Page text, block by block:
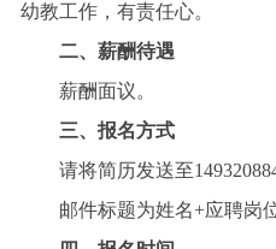
幼教工作，有责任心。
二、薪酬待遇
薪酬面议。
三、报名方式
请将简历发送至
邮件标题为姓名+应聘岗位